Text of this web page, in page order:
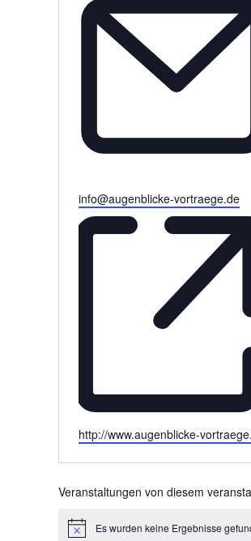
Email
info@augenblicke-vortraege.de
Webseite
http://www.augenblicke-
Veranstaltungen von diesem
HinweisEs wurden keine Ergebnisse